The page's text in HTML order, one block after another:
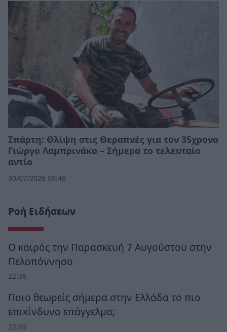
Σπάρτη: Θλίψη στις Θεραπνές για τον 35χρονο
Γιώργο Λαμπρινάκο – Σήμερα το τελευταίο
αντίο
30/07/2026 09:46
Ροή Ειδήσεων
Ο καιρός την Παρασκευή 7 Αυγούστου στην
Πελοπόννησο
22:36
Ποιο θεωρείς σήμερα στην Ελλάδα το πιο
επικίνδυνο επάγγελμα;
22:35